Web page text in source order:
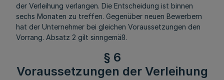
der Verleihung verlangen. Die Entscheidung ist binnen
sechs Monaten zu treffen. Gegenüber neuen Bewerbern
hat der Unternehmer bei gleichen Voraussetzungen den
Vorrang. Absatz 2 gilt sinngemäß.
§ 6
Voraussetzungen der Verleihung